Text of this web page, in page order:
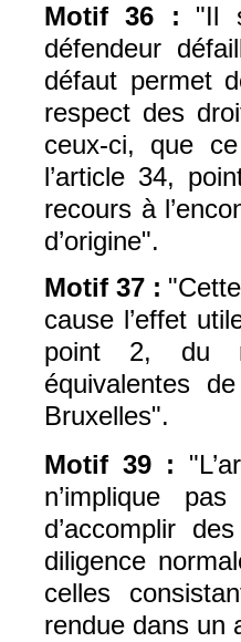
Motif 36 :
"Il
défendeur
défaut permet
respect des
ceux-ci, que
l’article 34,
recours à
d’origine".
Motif 37 :
cause l’effet
point 2, du
équivalentes
Bruxelles".
Motif 39 :
n’implique
d’accomplir
diligence
celles
rendue dans un